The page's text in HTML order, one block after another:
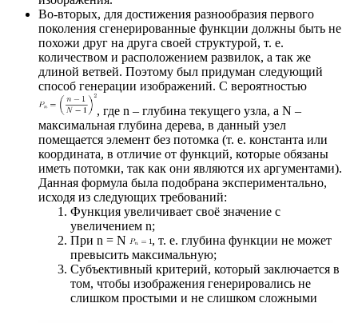
Во-вторых, для достижения разнообразия первого
поколения сгенерированные функции должны быть не
похожи друг на друга своей структурой, т. е.
количеством и расположением развилок, а так же
длиной ветвей. Поэтому был придуман следующий
способ генерации изображений. С вероятностью
, где n – глубина текущего узла, а N –
максимальная глубина дерева, в данный узел
помещается элемент без потомка (т. е. константа или
координата, в отличие от функций, которые обязаны
иметь потомки, так как они являются их аргументами).
Данная формула была подобрана экспериментально,
исходя из следующих требований:
Функция увеличивает своё значение с
увеличением n;
При n = N
, т. е. глубина функции не может
превысить максимальную;
Субъективный критерий, который заключается в
том, чтобы изображения генерировались не
слишком простыми и не слишком сложными